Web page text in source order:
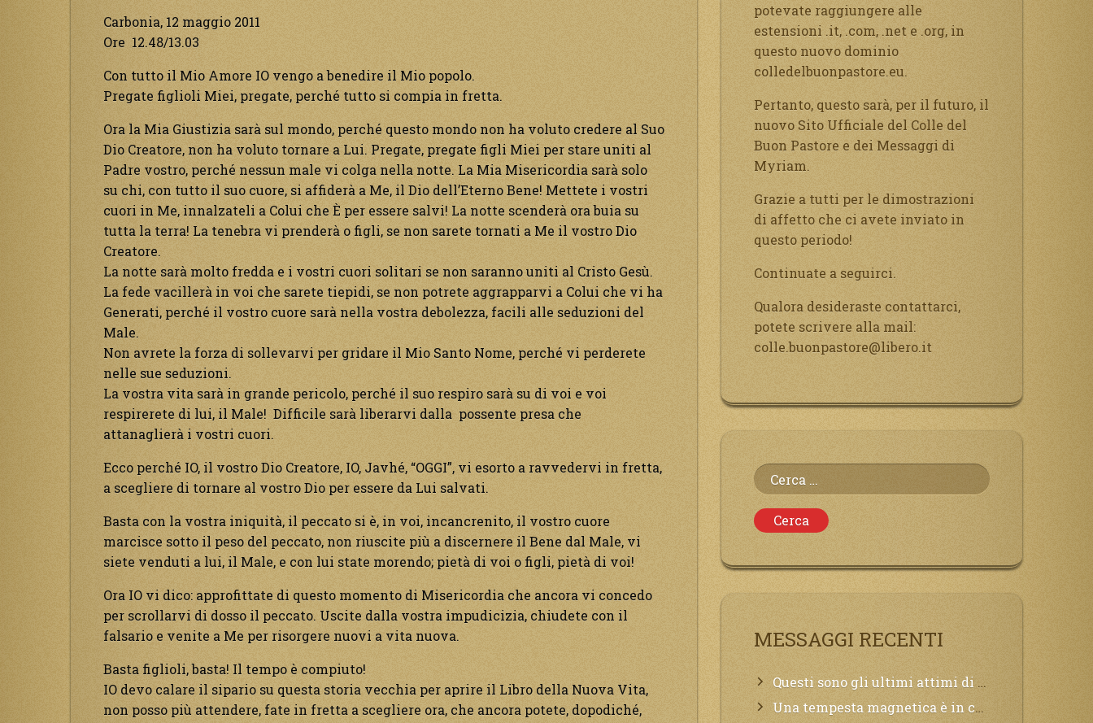
Carbonia, 12 maggio 2011
Ore 12.48/13.03
Con tutto il Mio Amore IO vengo a benedire il Mio popolo.
Pregate figlioli Miei, pregate, perché tutto si compia in fretta.
Ora la Mia Giustizia sarà sul mondo, perché questo mondo non ha voluto credere al Suo
Dio Creatore, non ha voluto tornare a Lui. Pregate, pregate figli Miei per stare uniti al
Padre vostro, perché nessun male vi colga nella notte. La Mia Misericordia sarà solo
su chi, con tutto il suo cuore, si affiderà a Me, il Dio dell’Eterno Bene! Mettete i vostri
cuori in Me, innalzateli a Colui che È per essere salvi! La notte scenderà ora buia su
tutta la terra! La tenebra vi prenderà o figli, se non sarete tornati a Me il vostro Dio
Creatore.
La notte sarà molto fredda e i vostri cuori solitari se non saranno uniti al Cristo Gesù.
La fede vacillerà in voi che sarete tiepidi, se non potrete aggrapparvi a Colui che vi ha
Generati, perché il vostro cuore sarà nella vostra debolezza, facili alle seduzioni del
Male.
Non avrete la forza di sollevarvi per gridare il Mio Santo Nome, perché vi perderete
nelle sue seduzioni.
La vostra vita sarà in grande pericolo, perché il suo respiro sarà su di voi e voi
respirerete di lui, il Male! Difficile sarà liberarvi dalla possente presa che
attanaglierà i vostri cuori.
Ecco perché IO, il vostro Dio Creatore, IO, Javhé, “OGGI”, vi esorto a ravvedervi in fretta,
a scegliere di tornare al vostro Dio per essere da Lui salvati.
Basta con la vostra iniquità, il peccato si è, in voi, incancrenito, il vostro cuore
marcisce sotto il peso del peccato, non riuscite più a discernere il Bene dal Male, vi
siete venduti a lui, il Male, e con lui state morendo; pietà di voi o figli, pietà di voi!
Ora IO vi dico: approfittate di questo momento di Misericordia che ancora vi concedo
per scrollarvi di dosso il peccato. Uscite dalla vostra impudicizia, chiudete con il
falsario e venite a Me per risorgere nuovi a vita nuova.
Basta figlioli, basta! Il tempo è compiuto!
IO devo calare il sipario su questa storia vecchia per aprire il Libro della Nuova Vita,
non posso più attendere, fate in fretta a scegliere ora, che ancora potete, dopodiché,
potevate raggiungere alle
estensioni .it, .com, .net e .org, in
questo nuovo dominio
colledelbuonpastore.eu.
Pertanto, questo sarà, per il futuro, il
nuovo Sito Ufficiale del Colle del
Buon Pastore e dei Messaggi di
Myriam.
Grazie a tutti per le dimostrazioni
di affetto che ci avete inviato in
questo periodo!
Continuate a seguirci.
Qualora desideraste contattarci,
potete scrivere alla mail:
colle.buonpastore@libero.it
Ricerca
per:
MESSAGGI RECENTI
Questi sono gli ultimi attimi di vita, chi si vuole salvare Mi chiami in suo aiuto.
Una tempesta magnetica è in corso, questa generazione patirà. Il black out non tarderà ad arrivare e tutta la Terra sarà oscurata.